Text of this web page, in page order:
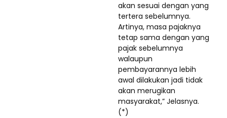
akan sesuai dengan yang
tertera sebelumnya.
Artinya, masa pajaknya
tetap sama dengan yang
pajak sebelumnya
walaupun
pembayarannya lebih
awal dilakukan jadi tidak
akan merugikan
masyarakat,” Jelasnya.
(*)